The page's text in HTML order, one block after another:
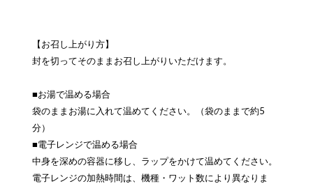
【お召し上がり方】
封を切ってそのままお召し上がりいただけます。
■お湯で温める場合
袋のままお湯に入れて温めてください。（袋のままで約5
分）
■電子レンジで温める場合
中身を深めの容器に移し、ラップをかけて温めてください。
電子レンジの加熱時間は、機種・ワット数により異なりま